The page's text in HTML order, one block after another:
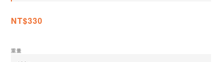
NT$330
重量